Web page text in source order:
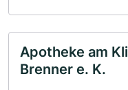
Apotheke am
Brenner e. K.